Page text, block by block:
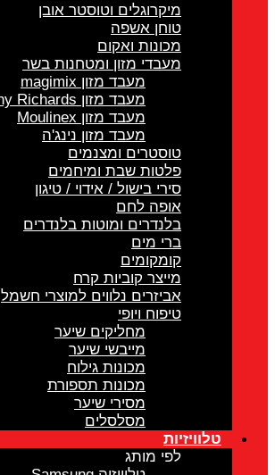
מיקרוגלים וטוסטר אובן
טוחן אשפה
מכונות ואקום
מעבדי מזון ומטחנות בשר
מעבד מזון magimix
מעבד מזון Morphy Richards
מעבד מזון Moulinex
מעבד מזון נינג'ה
טוסטרים ומצנמים
פלטות שבת ומיחמים
סירי בישול / אידוי / טיגון
אופה לחם
בלנדרים ומוטות בלנדרים
ברי מים
קומקומים
מייצר קוביות קרח
אביזרים נלווים למוצרי חשמל
טיפוח ויופי
מחליקים שיער
מייבשי שיער
מכונות גילוח
מכונות תספורת
מסירי שיער
מסלסלים
טלוויזיות
לפי מותג